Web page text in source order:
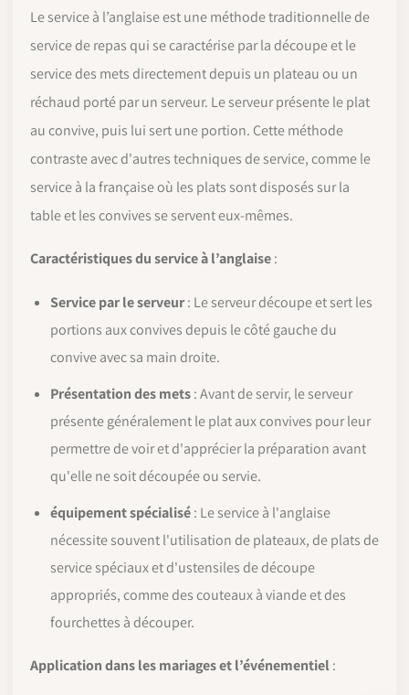
Le service à l’anglaise est une méthode traditionnelle de
service de repas qui se caractérise par la découpe et le
service des mets directement depuis un plateau ou un
réchaud porté par un serveur. Le serveur présente le plat
au convive, puis lui sert une portion. Cette méthode
contraste avec d'autres techniques de service, comme le
service à la française où les plats sont disposés sur la
table et les convives se servent eux-mêmes.
Caractéristiques du service à l’anglaise:
Service par le serveur: Le serveur découpe et sert les
portions aux convives depuis le côté gauche du
convive avec sa main droite.
Présentation des mets: Avant de servir, le serveur
présente généralement le plat aux convives pour leur
permettre de voir et d'apprécier la préparation avant
qu'elle ne soit découpée ou servie.
équipement spécialisé: Le service à l'anglaise
nécessite souvent l'utilisation de plateaux, de plats de
service spéciaux et d'ustensiles de découpe
appropriés, comme des couteaux à viande et des
fourchettes à découper.
Application dans les mariages et l’événementiel :